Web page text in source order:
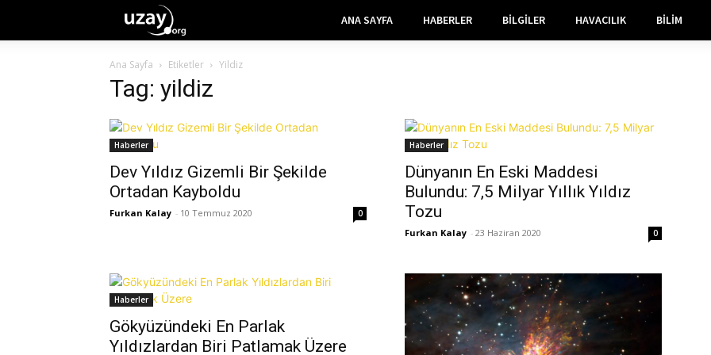
ANA SAYFA HABERLER BILGILER HAVACILIK BILIM
Ana Sayfa Etiketler Yildiz
Tag: yildiz
Haberler
Dev Yıldız Gizemli Bir Şekilde
Ortadan Kayboldu
Furkan Kalay - 10 Temmuz 2020 0
Haberler
Dünyanın En Eski Maddesi
Bulundu: 7,5 Milyar Yıllık Yıldız
Tozu
Furkan Kalay - 23 Haziran 2020 0
Haberler
Gökyüzündeki En Parlak
Yıldızlardan Biri Patlamak Üzere